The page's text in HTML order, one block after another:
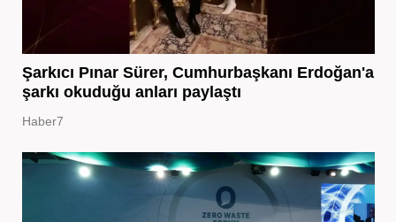
Şarkıcı Pınar Sürer, Cumhurbaşkanı Erdoğan'a
şarkı okuduğu anları paylaştı
Haber7